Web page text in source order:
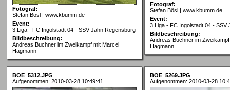
Fotograf:
Stefan Bösl | www.kbumm.de
Event:
3.Liga - FC Ingolstadt 04 - SSV Jahn Regensburg
Bildbeschreibung:
Andreas Buchner im Zweikampf mit Marcel
Hagmann
Fotograf:
Stefan Bösl | www.kbumm.de
Event:
3.Liga - FC Ingolstadt 04 - SSV
Bildbeschreibung:
Andreas Buchner im
Hagmann
BOE_5312.JPG
Aufgenommen: 2010-03-28 10:49:41
BOE_5269.JPG
Aufgenommen: 2010-03-28